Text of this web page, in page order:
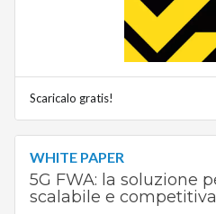
Scaricalo gratis!
WHITE PAPER
5G FWA: la soluzione
scalabile e